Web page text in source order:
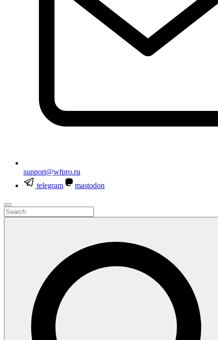
support@wfpro.ru
telegram
mastodon